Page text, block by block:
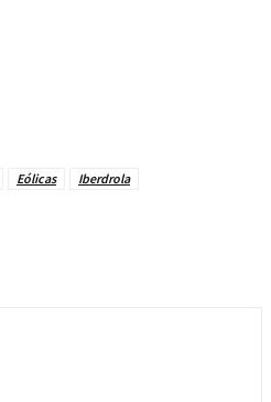
Eólicas
Iberdrola